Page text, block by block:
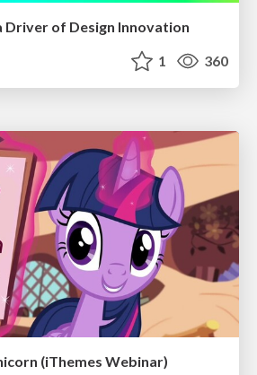
Driver of Design Innovation
1 360
(iThemes Webinar)